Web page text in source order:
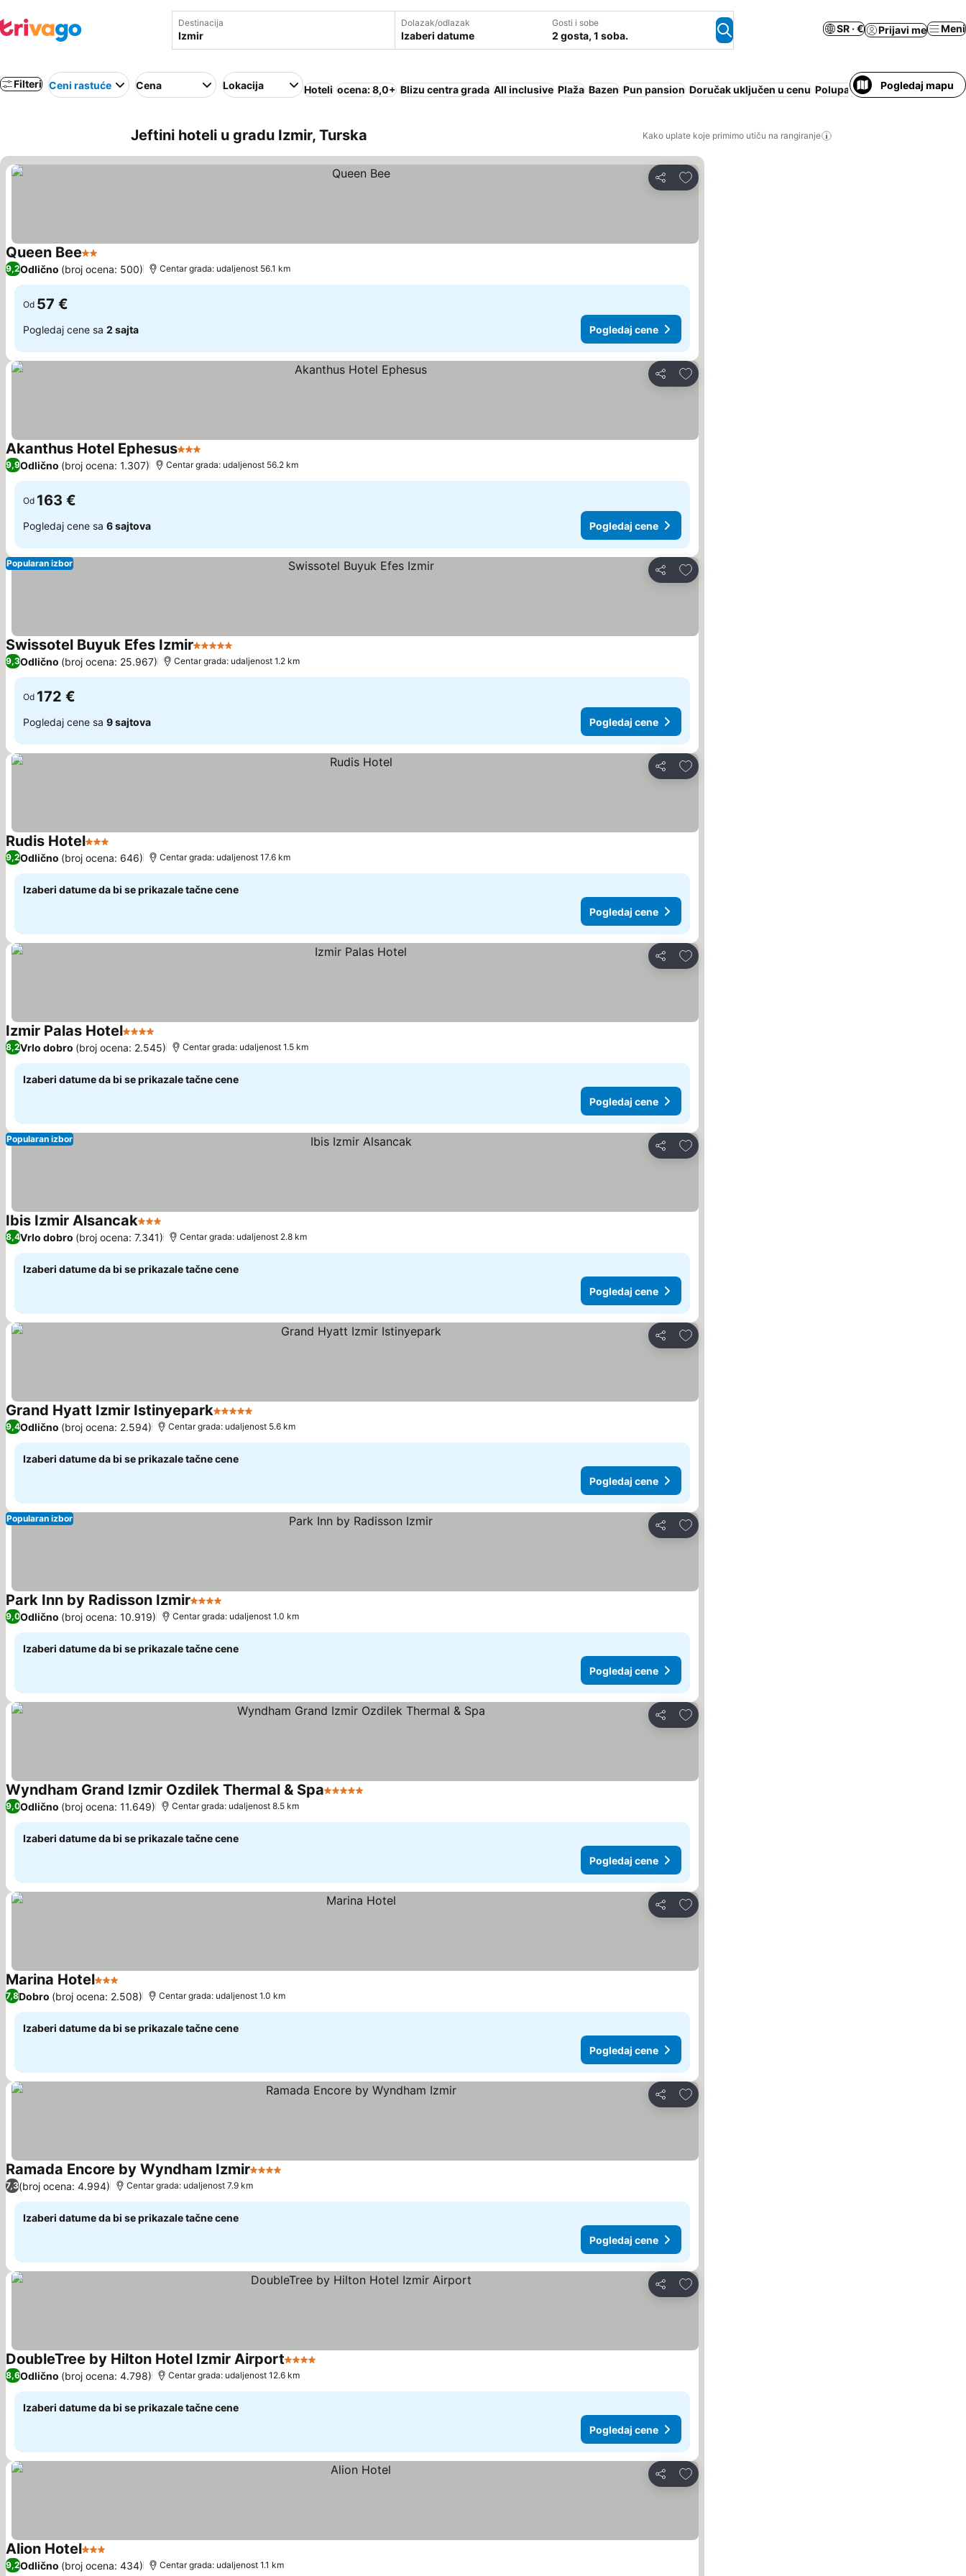
Destinacija Dolazak/odlazak
Izaberi datume
Gosti i sobe
2 gosta, 1 soba.
SR · € Prijavi me Meni
Filteri Ceni rastuće Cena Lokacija Hoteli ocena: 8,0+ Blizu centra grada All inclusive Plaža Bazen Pun pansion Doručak uključen u cenu Polupansion Odmaralište
Pogledaj mapu
Jeftini hoteli u gradu Izmir, Turska Kako uplate koje primimo utiču na rangiranje
Deli
Dodati u favorite
Queen Bee2 ZvezdicePogledaj cene
9,2Odlično (broj ocena: 500) Centar grada: udaljenost 56.1 km
Od 57 €
Pogledaj cene sa 2 sajta Pogledaj cene
Deli
Dodati u favorite
Akanthus Hotel Ephesus3 Zvezdice
9,9Odlično (broj ocena: 1.307) Centar grada: udaljenost 56.2 km
Od 163 €
Pogledaj cene sa 6 sajtova Pogledaj cene
Deli
Dodati u favorite
Popularan izbor
Swissotel Buyuk Efes Izmir5 Zvezdice
9,3Odlično (broj ocena: 25.967) Centar grada: udaljenost 1.2 km
Od 172 €
Pogledaj cene sa 9 sajtova Pogledaj cene
Deli
Dodati u favorite
Rudis Hotel3 ZvezdicePogledaj cene
9,2Odlično (broj ocena: 646) Centar grada: udaljenost 17.6 km
Izaberi datume da bi se prikazale tačne cene
Pogledaj cene
Deli
Dodati u favorite
Izmir Palas Hotel4 ZvezdicePogledaj cene
8,2Vrlo dobro (broj ocena: 2.545) Centar grada: udaljenost 1.5 km
Izaberi datume da bi se prikazale tačne cene
Pogledaj cene
Deli
Dodati u favorite
Popularan izbor
Ibis Izmir Alsancak3 ZvezdicePogledaj cene
8,4Vrlo dobro (broj ocena: 7.341) Centar grada: udaljenost 2.8 km
Izaberi datume da bi se prikazale tačne cene
Pogledaj cene
Deli
Dodati u favorite
Grand Hyatt Izmir Istinyepark5 Zvezdice
9,4Odlično (broj ocena: 2.594) Centar grada: udaljenost 5.6 km
Izaberi datume da bi se prikazale tačne cene
Pogledaj cene
Deli
Dodati u favorite
Popularan izbor
Park Inn by Radisson Izmir4 Zvezdice
9,0Odlično (broj ocena: 10.919) Centar grada: udaljenost 1.0 km
Izaberi datume da bi se prikazale tačne cene
Pogledaj cene
Deli
Dodati u favorite
Wyndham Grand Izmir Ozdilek Thermal & Spa5 Zvezdice
9,0Odlično (broj ocena: 11.649) Centar grada: udaljenost 8.5 km
Izaberi datume da bi se prikazale tačne cene
Pogledaj cene
Deli
Dodati u favorite
Marina Hotel3 ZvezdicePogledaj cene
7,8Dobro (broj ocena: 2.508) Centar grada: udaljenost 1.0 km
Izaberi datume da bi se prikazale tačne cene
Pogledaj cene
Deli
Dodati u favorite
Ramada Encore by Wyndham Izmir4 Zvezdice
7,3(broj ocena: 4.994) Centar grada: udaljenost 7.9 km
Izaberi datume da bi se prikazale tačne cene
Pogledaj cene
Deli
Dodati u favorite
DoubleTree by Hilton Hotel Izmir Airport4 Zvezdice
8,6Odlično (broj ocena: 4.798) Centar grada: udaljenost 12.6 km
Izaberi datume da bi se prikazale tačne cene
Pogledaj cene
Deli
Dodati u favorite
Alion Hotel3 ZvezdicePogledaj cene
9,2Odlično (broj ocena: 434) Centar grada: udaljenost 1.1 km